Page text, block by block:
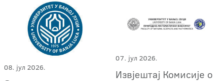
08. јул 2026.
07. јул 2026.
Извјештај Комисије о